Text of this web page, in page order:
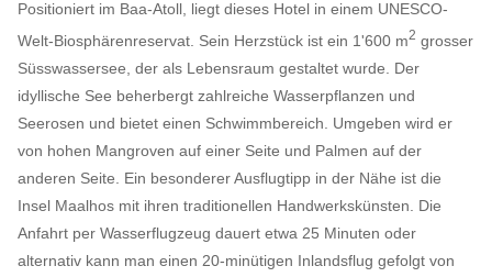
Positioniert im Baa-Atoll, liegt dieses Hotel in einem UNESCO-
Welt-Biosphärenreservat. Sein Herzstück ist ein 1'600 m2 grosser
Süsswassersee, der als Lebensraum gestaltet wurde. Der
idyllische See beherbergt zahlreiche Wasserpflanzen und
Seerosen und bietet einen Schwimmbereich. Umgeben wird er
von hohen Mangroven auf einer Seite und Palmen auf der
anderen Seite. Ein besonderer Ausflugtipp in der Nähe ist die
Insel Maalhos mit ihren traditionellen Handwerkskünsten. Die
Anfahrt per Wasserflugzeug dauert etwa 25 Minuten oder
alternativ kann man einen 20-minütigen Inlandsflug gefolgt von